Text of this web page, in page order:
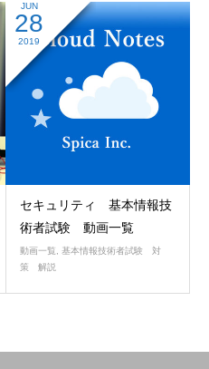
JUN
28
2019
セキュリティ 基本情報技
術者試験 動画一覧
動画一覧
基本情報技術者試験 対
策 解説